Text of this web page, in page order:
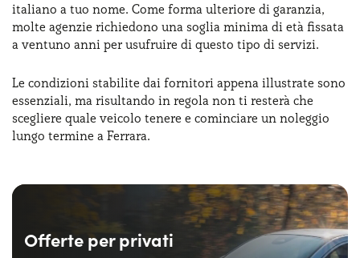
italiano a tuo nome. Come forma ulteriore di garanzia,
molte agenzie richiedono una soglia minima di età fissata
a ventuno anni per usufruire di questo tipo di servizi.
Le condizioni stabilite dai fornitori appena illustrate sono
essenziali, ma risultando in regola non ti resterà che
scegliere quale veicolo tenere e cominciare un noleggio
lungo termine a Ferrara.
Offerte per privati